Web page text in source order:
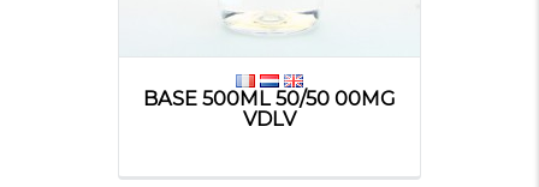
BASE 500ML 50/50 00MG
VDLV